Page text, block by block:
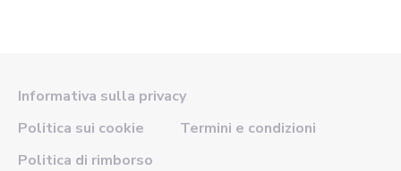
Informativa sulla privacy
Politica sui cookie
Termini e condizioni
Politica di rimborso